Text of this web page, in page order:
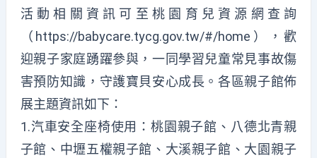
活動相關資訊可至桃園育兒資源網查詢
（https://babycare.tycg.gov.tw/#/home），歡
迎親子家庭踴躍參與，一同學習兒童常見事故傷
害預防知識，守護寶貝安心成長。各區親子館佈
展主題資訊如下：
1.汽車安全座椅使用：桃園親子館、八德北青親
子館、中壢五權親子館、大溪親子館、大園親子